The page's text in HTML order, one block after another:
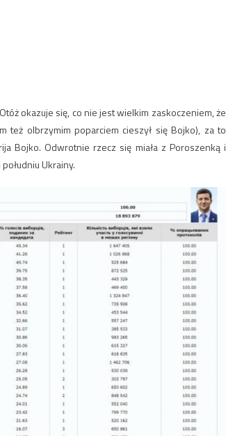
okazuje się, co nie jest wielkim zaskoczeniem, że
też olbrzymim poparciem cieszył się Bojko), za to
Bojko. Odwrotnie rzecz się miała z Poroszenką i
Ukrainy.